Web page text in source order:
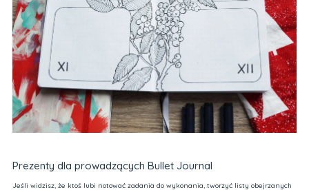
Prezenty dla prowadzących Bullet Journal
Jeśli widzisz, że ktoś lubi notować zadania do wykonania, tworzyć listy obejrzanych